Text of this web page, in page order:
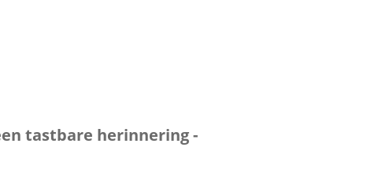
tastbare herinnering -